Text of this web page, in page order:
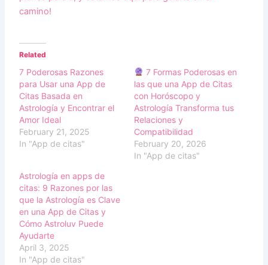
camino!
Related
7 Poderosas Razones
para Usar una App de
Citas Basada en
Astrología y Encontrar el
Amor Ideal
February 21, 2025
In "App de citas"
7 Formas Poderosas en
las que una App de Citas
con Horóscopo y
Astrología Transforma tus
Relaciones y
Compatibilidad
February 20, 2026
In "App de citas"
Astrología en apps de
citas: 9 Razones por las
que la Astrología es Clave
en una App de Citas y
Cómo Astroluv Puede
Ayudarte
April 3, 2025
In "App de citas"